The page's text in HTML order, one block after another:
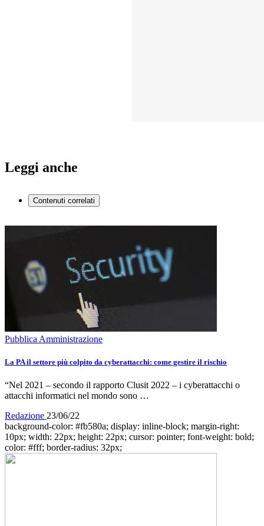
Leggi anche
Contenuti correlati
Pubblica Amministrazione
La PA il settore più colpito da cyberattacchi: come gestire il rischio
“Nel 2021 – secondo il rapporto Clusit 2022 – i cyberattacchi o
attacchi informatici nel mondo sono …
Redazione 23/06/22
background-color: #fb580a; display: inline-block; margin-right:
10px; width: 22px; height: 22px; cursor: pointer; font-weight: bold;
color: #fff; border-radius: 32px;